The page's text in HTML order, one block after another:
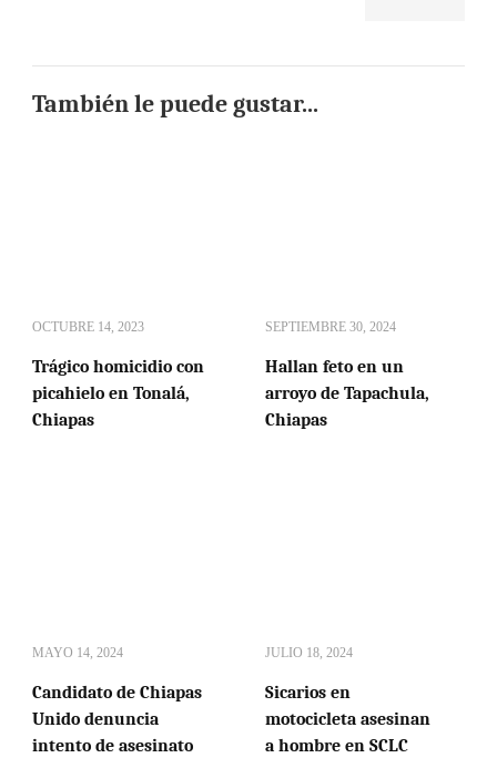
También le puede gustar...
OCTUBRE 14, 2023
Trágico homicidio con
picahielo en Tonalá,
Chiapas
SEPTIEMBRE 30, 2024
Hallan feto en un
arroyo de Tapachula,
Chiapas
MAYO 14, 2024
Candidato de Chiapas
Unido denuncia
intento de asesinato
JULIO 18, 2024
Sicarios en
motocicleta asesinan
a hombre en SCLC